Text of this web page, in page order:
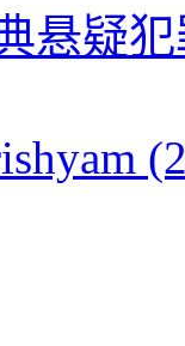
悬疑